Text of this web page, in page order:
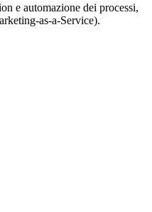
e automazione dei processi,
as-a-Service).